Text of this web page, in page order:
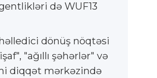
də WUF13
dönüş nöqtəsi
"ağıllı şəhərlər" və
diqqət mərkəzində